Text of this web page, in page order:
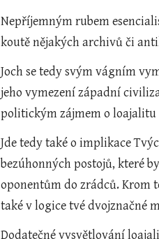
Nepříjemným rubem
koutě nějakých archivů či
Joch se tedy svým vágním
jeho vymezení západní
politickým zájmem o loajalitu
Jde tedy také o implikace
bezúhonných postojů, které
oponentům do zrádců. Krom
také v logice tvé dvojznačné
Dodatečné vysvětlování